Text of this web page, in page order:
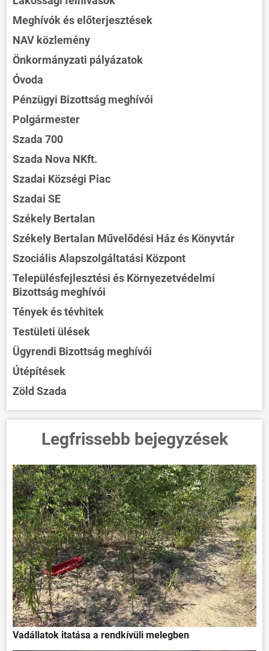
KÖZÖSSÉG
HÍREK
VÁLASZTÁSOK
Meghívók és előterjesztések
NAV közlemény
Önkormányzati pályázatok
Óvoda
Pénzügyi Bizottság meghívói
Polgármester
Szada 700
Szada Nova NKft.
Szadai Községi Piac
Szadai SE
Székely Bertalan
Székely Bertalan Művelődési Ház és Könyvtár
Szociális Alapszolgáltatási Központ
Településfejlesztési és Környezetvédelmi
Bizottság meghívói
Tények és tévhitek
Testületi ülések
Ügyrendi Bizottság meghívói
Útépítések
Zöld Szada
Legfrissebb bejegyzések
Vadállatok itatása a rendkívüli melegben